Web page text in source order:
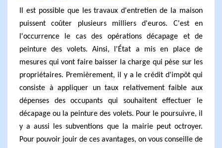
Il est possible que les travaux d'entretien de la maison
puissent coûter plusieurs milliers d'euros. C'est en
l'occurrence le cas des opérations décapage et de
peinture des volets. Ainsi, l'État a mis en place de
mesures qui vont faire baisser la charge qui pèse sur les
propriétaires. Premièrement, il y a le crédit d'impôt qui
consiste à appliquer un taux relativement faible aux
dépenses des occupants qui souhaitent effectuer le
décapage ou la peinture des volets. Pour le poursuivre, il
y a aussi les subventions que la mairie peut octroyer.
Pour pouvoir jouir de ces avantages, on vous conseille de